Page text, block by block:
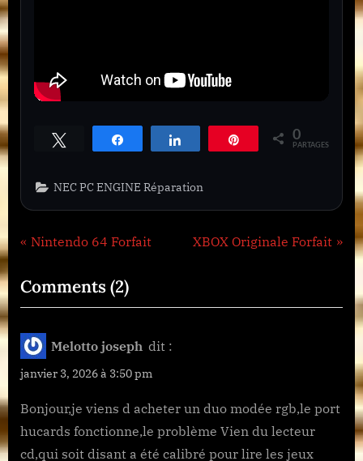
Tweetez Partagez Partagez Épingle 0
PARTAGES
NEC PC ENGINE Réparation
Navigation
de
l’article
P
e
v
i
o
u
o
Nintendo 64 Forfait
N
t
:
XBOX Originale Forfait
Comments(2)on
“PC
ENGINE
Forfait”
Melotto joseph dit :
janvier 3, 2026 à 3:50 pm
Bonjour,je viens d acheter un duo modée rgb,le port
hucards fonctionne,le problème Vien du lecteur
cd,qui soit disant a été calibré pour lire les jeux